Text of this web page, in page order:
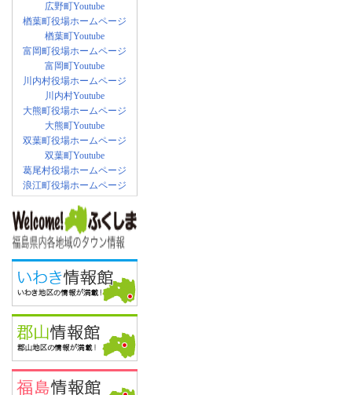
広野町Youtube
楢葉町役場ホームページ
楢葉町Youtube
富岡町役場ホームページ
富岡町Youtube
川内村役場ホームページ
川内村Youtube
大熊町役場ホームページ
大熊町Youtube
双葉町役場ホームページ
双葉町Youtube
葛尾村役場ホームページ
浪江町役場ホームページ